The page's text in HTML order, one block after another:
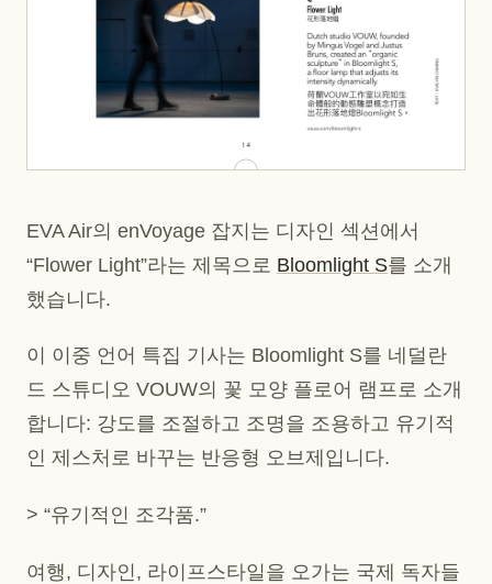
EVA Air의 enVoyage 잡지는 디자인 섹션에서
“Flower Light”라는 제목으로 Bloomlight S를 소개
했습니다.
이 이중 언어 특집 기사는 Bloomlight S를 네덜란
드 스튜디오 VOUW의 꽃 모양 플로어 램프로 소개
합니다: 강도를 조절하고 조명을 조용하고 유기적
인 제스처로 바꾸는 반응형 오브제입니다.
> “유기적인 조각품.”
여행, 디자인, 라이프스타일을 오가는 국제 독자들